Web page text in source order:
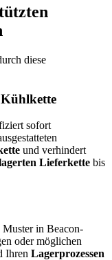
diese
sofort
und verhindert
Lieferkette bis
in Beacon-
oder möglichen
Ihren Lagerprozessen